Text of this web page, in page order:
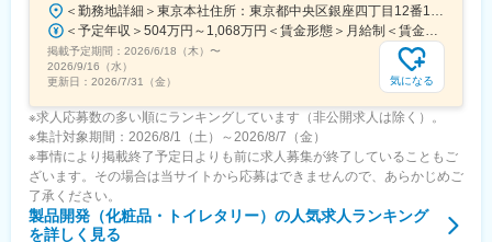
掲載予定期間： 2026/6/18（木） 〜
2026/9/16（水）
更新日： 2026/7/31（金） 気になる
※求人応募数の多い順にランキングしています（非公開求人は除く）。
※集計対象期間：2026/8/1（土）～2026/8/7（金）
※事情により掲載終了予定日よりも前に求人募集が終了していることもご
ざいます。その場合は当サイトから応募はできませんので、あらかじめご
了承ください。
製品開発（化粧品・トイレタリー） の人気求人ランキング
を詳しく見る